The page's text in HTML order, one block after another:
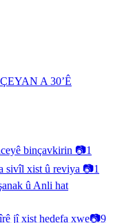
A 30’Ê
binçavkirin 📷1
sivîl xist û reviya 📷1
û Anli hat
jî xist hedefa xwe📷9